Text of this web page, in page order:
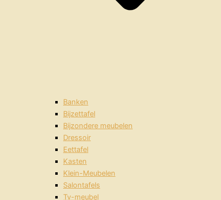
Banken
Bijzettafel
Bijzondere meubelen
Dressoir
Eettafel
Kasten
Klein-Meubelen
Salontafels
Tv-meubel